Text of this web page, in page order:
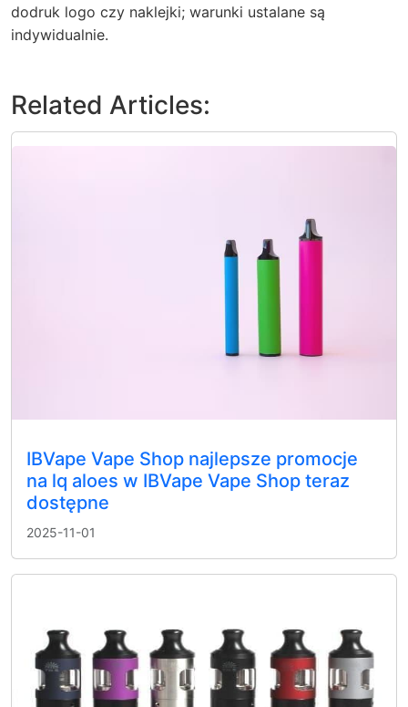
dodruk logo czy naklejki; warunki ustalane są
indywidualnie.
Related Articles:
IBVape Vape Shop najlepsze promocje
na lq aloes w IBVape Vape Shop teraz
dostępne
2025-11-01